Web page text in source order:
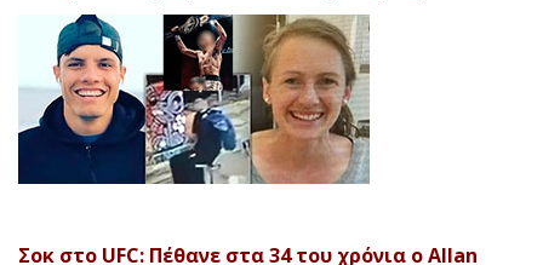
Σοκ στο UFC: Πέθανε στα 34 του χρόνια ο Allan